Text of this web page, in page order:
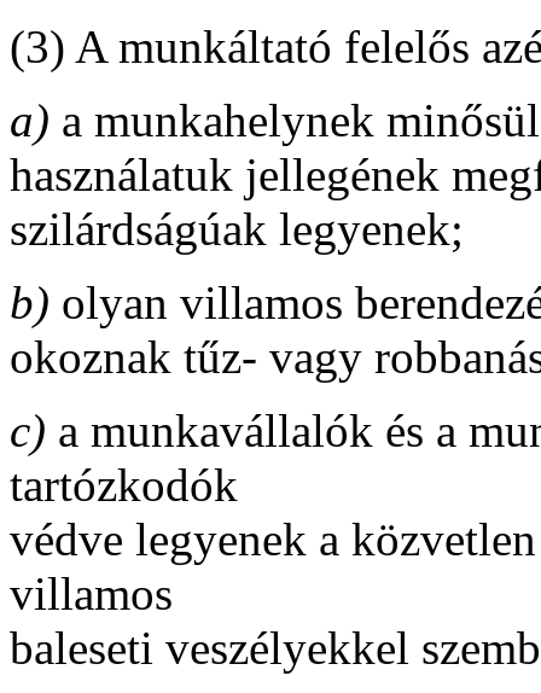
(3) A munkáltató felelős
a) a munkahelynek
használatuk jellegének
szilárdságúak legyenek;
b) olyan villamos
okoznak tűz- vagy
c) a munkavállalók és a
tartózkodók
védve legyenek a
villamos
baleseti veszélyekkel